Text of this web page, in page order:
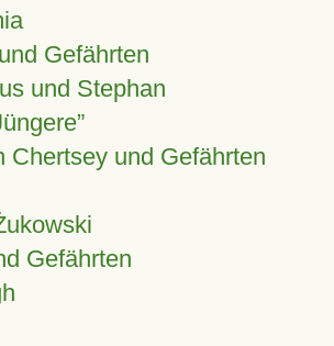
Gefährten
und Stephan
Chertsey und Gefährten
Gefährten